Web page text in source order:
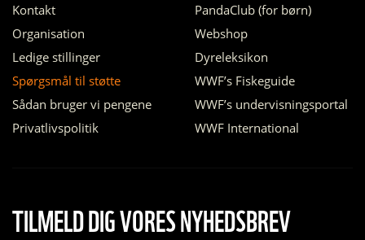
Kontakt
Organisation
Ledige stillinger
Spørgsmål til støtte
Sådan bruger vi pengene
Privatlivspolitik
PandaClub (for børn)
Webshop
Dyreleksikon
WWF’s Fiskeguide
WWF’s undervisningsportal
WWF International
TILMELD DIG VORES NYHEDSBREV